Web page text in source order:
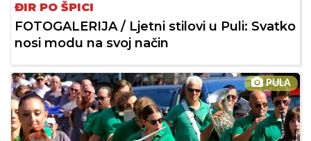
ĐIR PO ŠPICI
FOTOGALERIJA / Ljetni stilovi u Puli: Svatko
nosi modu na svoj način
PULA